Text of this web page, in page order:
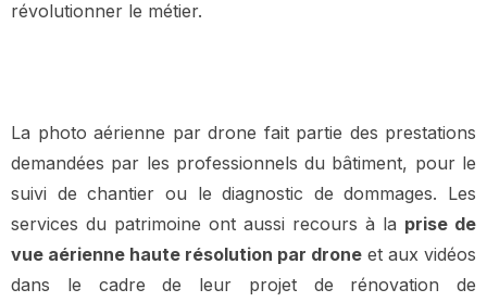
révolutionner le métier.
La photo aérienne par drone fait partie des prestations
demandées par les professionnels du bâtiment, pour le
suivi de chantier ou le diagnostic de dommages. Les
services du patrimoine ont aussi recours à la prise de
vue aérienne haute résolution par drone et aux vidéos
dans le cadre de leur projet de rénovation de